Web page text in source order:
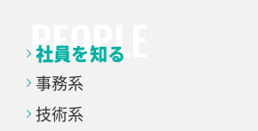
社員を知る
事務系
技術系